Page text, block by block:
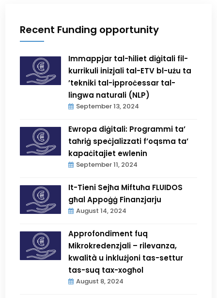
Recent Funding opportunity
Immappjar tal-ħiliet diġitali fil-
kurrikuli inizjali tal-ETV bl-użu ta
’tekniki tal-ipproċessar tal-
lingwa naturali (NLP)
September 13, 2024
Ewropa diġitali: Programmi ta’
taħriġ speċjalizzati f’oqsma ta’
kapaċitajiet ewlenin
September 11, 2024
It-Tieni Sejħa Miftuħa FLUIDOS
għal Appoġġ Finanzjarju
August 14, 2024
Approfondiment fuq
Mikrokredenzjali – rilevanza,
kwalità u inklużjoni tas-settur
tas-suq tax-xogħol
August 8, 2024